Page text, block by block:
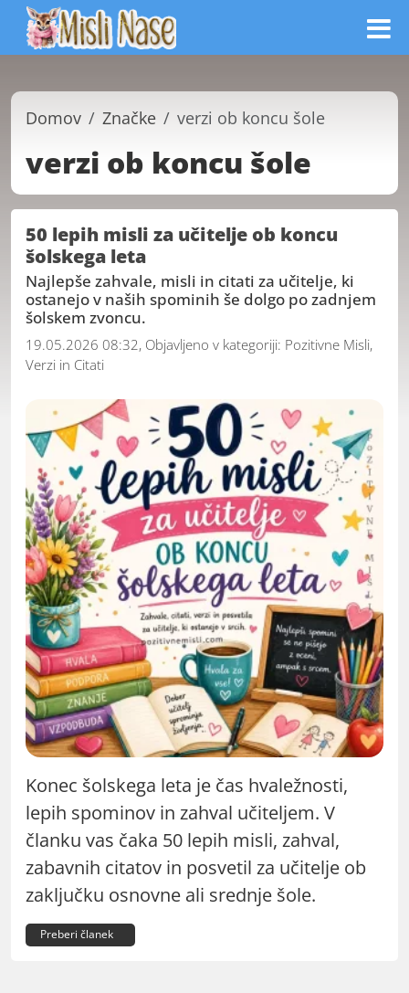
Domov Značke verzi ob koncu šole
verzi ob koncu šole
50 lepih misli za učitelje ob koncu
šolskega leta
Najlepše zahvale, misli in citati za učitelje, ki
ostanejo v naših spominih še dolgo po zadnjem
šolskem zvoncu.
19.05.2026 08:32, Objavljeno v kategoriji: Pozitivne Misli,
Verzi in Citati
Konec šolskega leta je čas hvaležnosti,
lepih spominov in zahval učiteljem. V
članku vas čaka 50 lepih misli, zahval,
zabavnih citatov in posvetil za učitelje ob
zaključku osnovne ali srednje šole.
Preberi članek